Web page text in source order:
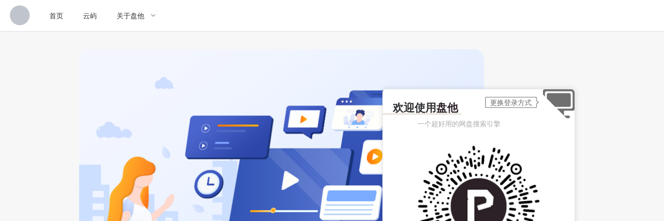
首页 云屿 关于盘他
欢迎使用盘他
一个超好用的网盘搜索引擎